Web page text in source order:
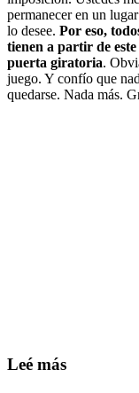
permanecer en un
lo desee. Por eso,
tienen a partir de
puerta giratoria.
juego. Y confío que
quedarse. Nada más.
Leé más